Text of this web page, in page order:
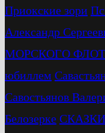
Приокские зори
Александр
МОРСКОГО
юбиллем
Савостьянов
Белозерке